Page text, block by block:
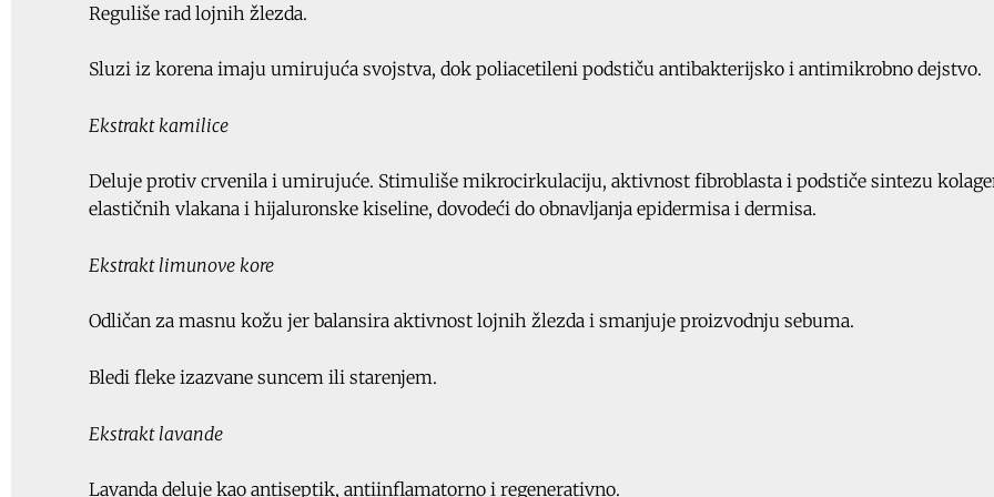
Reguliše rad lojnih žlezda.
Sluzi iz korena imaju umirujuća svojstva, dok poliacetileni podstiču antibakterijsko i antimikrobno dejstvo.
Ekstrakt kamilice
Deluje protiv crvenila i umirujuće. Stimuliše mikrocirkulaciju, aktivnost fibroblasta i podstiče sintezu
elastičnih vlakana i hijaluronske kiseline, dovodeći do obnavljanja epidermisa i dermisa.
Ekstrakt limunove kore
Odličan za masnu kožu jer balansira aktivnost lojnih žlezda i smanjuje proizvodnju sebuma.
Bledi fleke izazvane suncem ili starenjem.
Ekstrakt lavande
Lavanda deluje kao antiseptik, antiinflamatorno i regenerativno.